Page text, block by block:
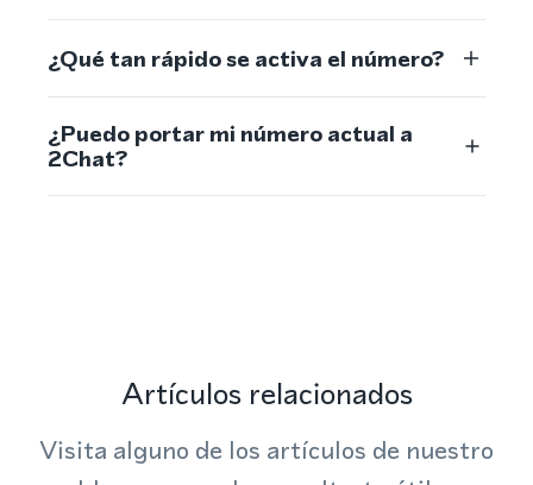
¿Qué tan rápido se activa el número?
¿Puedo portar mi número actual a
2Chat?
Artículos relacionados
Visita alguno de los artículos de nuestro